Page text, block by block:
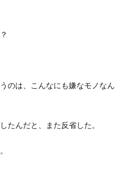
のは、こんなにも嫌なモノなん
たんだと、また反省した。